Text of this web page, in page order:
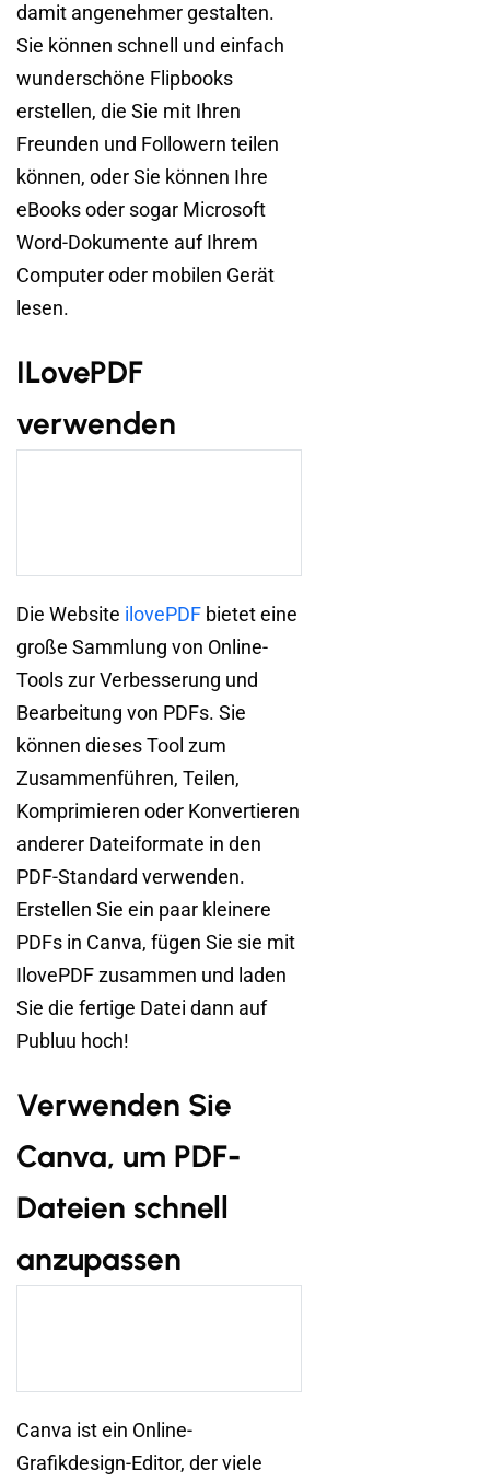
damit angenehmer gestalten.
Sie können schnell und einfach
wunderschöne Flipbooks
erstellen, die Sie mit Ihren
Freunden und Followern teilen
können, oder Sie können Ihre
eBooks oder sogar Microsoft
Word-Dokumente auf Ihrem
Computer oder mobilen Gerät
lesen.
ILovePDF
verwenden
Die Website ilovePDF bietet eine
große Sammlung von Online-
Tools zur Verbesserung und
Bearbeitung von PDFs. Sie
können dieses Tool zum
Zusammenführen, Teilen,
Komprimieren oder Konvertieren
anderer Dateiformate in den
PDF-Standard verwenden.
Erstellen Sie ein paar kleinere
PDFs in Canva, fügen Sie sie mit
IlovePDF zusammen und laden
Sie die fertige Datei dann auf
Publuu hoch!
Verwenden Sie
Canva, um PDF-
Dateien schnell
anzupassen
Canva ist ein Online-
Grafikdesign-Editor, der viele